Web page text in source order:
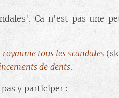
Ca n'est pas une
tous les scandales
de dents.
y participer :